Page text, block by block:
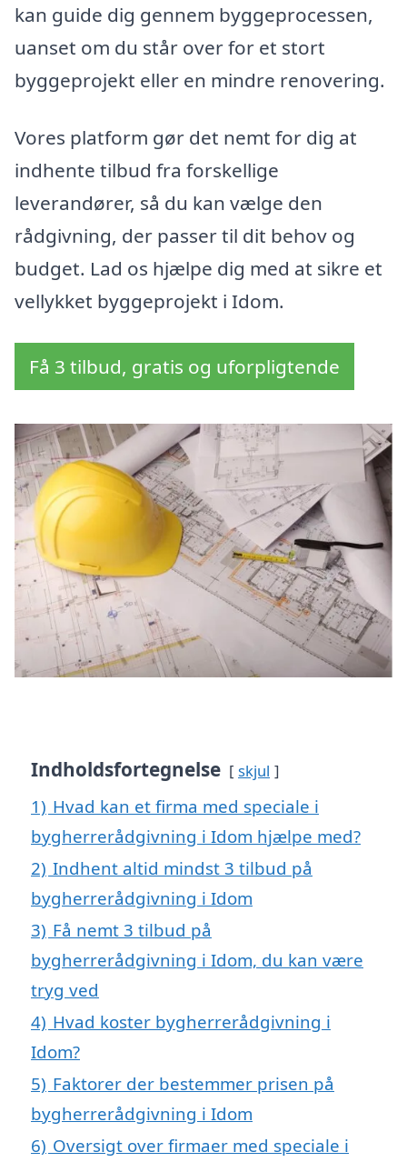
kan guide dig gennem byggeprocessen,
uanset om du står over for et stort
byggeprojekt eller en mindre renovering.
Vores platform gør det nemt for dig at
indhente tilbud fra forskellige
leverandører, så du kan vælge den
rådgivning, der passer til dit behov og
budget. Lad os hjælpe dig med at sikre et
vellykket byggeprojekt i Idom.
Få 3 tilbud, gratis og uforpligtende
Indholdsfortegnelse skjul
1) Hvad kan et firma med speciale i
bygherrerådgivning i Idom hjælpe med?
2) Indhent altid mindst 3 tilbud på
bygherrerådgivning i Idom
3) Få nemt 3 tilbud på
bygherrerådgivning i Idom, du kan være
tryg ved
4) Hvad koster bygherrerådgivning i
Idom?
5) Faktorer der bestemmer prisen på
bygherrerådgivning i Idom
6) Oversigt over firmaer med speciale i